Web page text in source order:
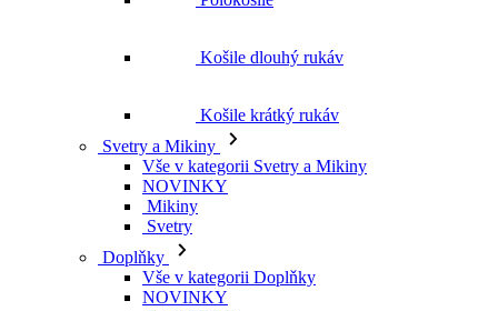
Košile dlouhý rukáv
Košile krátký rukáv
Svetry a Mikiny
Vše v kategorii Svetry a Mikiny
NOVINKY
Mikiny
Svetry
Doplňky
Vše v kategorii Doplňky
NOVINKY